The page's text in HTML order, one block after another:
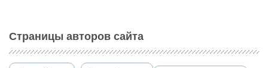
Страницы авторов сайта